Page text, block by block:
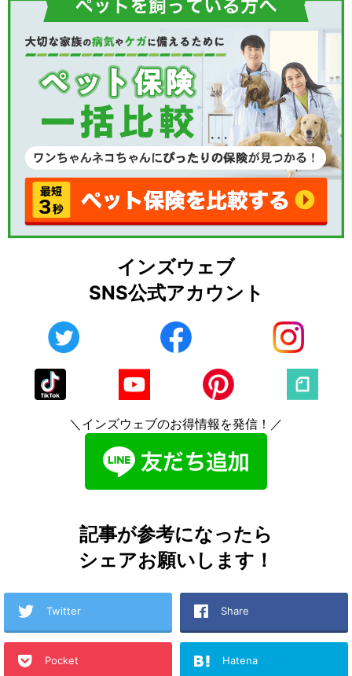
インズウェブ
SNS公式アカウント
＼インズウェブのお得情報を発信！／
記事が参考になったら
シェアお願いします！
Twitter Share
Pocket Hatena